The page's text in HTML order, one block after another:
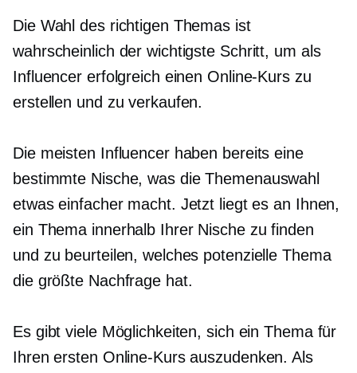
Die Wahl des richtigen Themas ist
wahrscheinlich der wichtigste Schritt, um als
Influencer erfolgreich einen Online-Kurs zu
erstellen und zu verkaufen.
Die meisten Influencer haben bereits eine
bestimmte Nische, was die Themenauswahl
etwas einfacher macht. Jetzt liegt es an Ihnen,
ein Thema innerhalb Ihrer Nische zu finden
und zu beurteilen, welches potenzielle Thema
die größte Nachfrage hat.
Es gibt viele Möglichkeiten, sich ein Thema für
Ihren ersten Online-Kurs auszudenken. Als